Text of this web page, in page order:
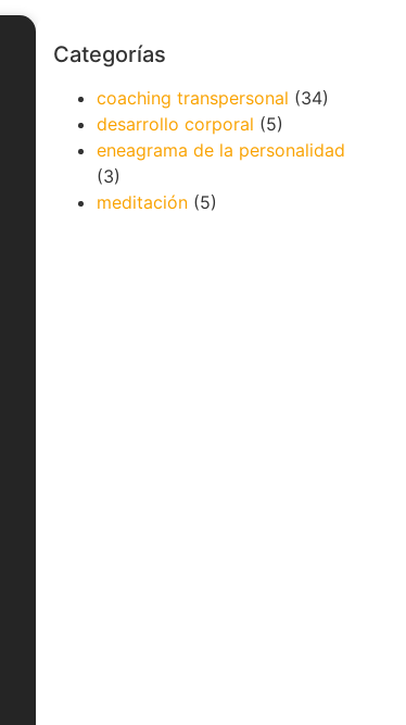
Categorías
coaching transpersonal (34)
desarrollo corporal (5)
eneagrama de la personalidad
(3)
meditación (5)